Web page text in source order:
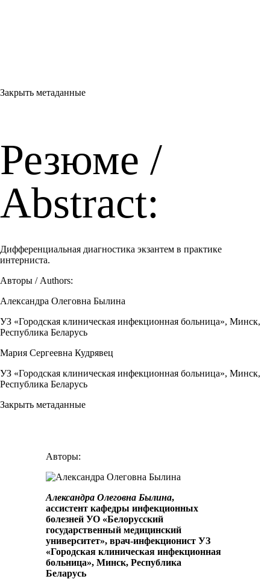
Закрыть метаданные
Резюме /
Abstract:
Дифференциальная диагностика экзантем в практике
интерниста.
Авторы / Authors:
Александра Олеговна Былина
УЗ «Городская клиническая инфекционная больница», Минск,
Республика Беларусь
Мария Сергеевна Кудрявец
УЗ «Городская клиническая инфекционная больница», Минск,
Республика Беларусь
Закрыть метаданные
Авторы:
Александра Олеговна Былина,
ассистент кафедры инфекционных
болезней УО «Белорусский
государственный медицинский
университет», врач-инфекционист УЗ
«Городская клиническая инфекционная
больница», Минск, Республика
Беларусь